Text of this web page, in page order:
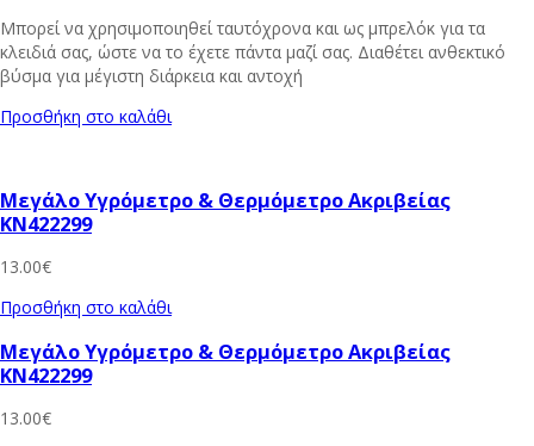
Μπορεί να χρησιμοποιηθεί ταυτόχρονα και ως μπρελόκ για τα
κλειδιά σας, ώστε να το έχετε πάντα μαζί σας. Διαθέτει ανθεκτικό
βύσμα για μέγιστη διάρκεια και αντοχή
Προσθήκη στο καλάθι
Μεγάλο Υγρόμετρο & Θερμόμετρο Ακριβείας
KN422299
13.00€
Προσθήκη στο καλάθι
Μεγάλο Υγρόμετρο & Θερμόμετρο Ακριβείας
KN422299
13.00€